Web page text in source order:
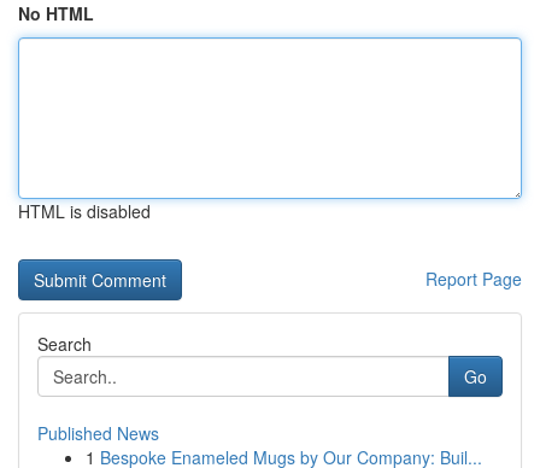
No HTML
HTML is disabled
Report Page
Search
Go
Published News
1 Bespoke Enameled Mugs by Our Company: Buil...